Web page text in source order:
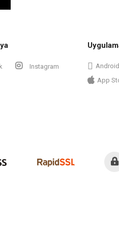
Instagram
App